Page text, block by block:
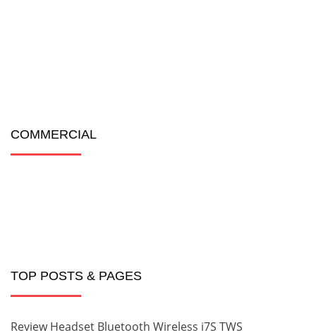
COMMERCIAL
TOP POSTS & PAGES
Review Headset Bluetooth Wireless i7S TWS